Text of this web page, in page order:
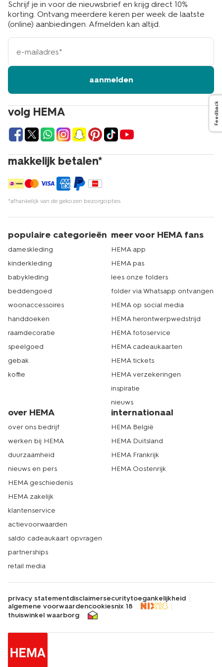
volg HEMA
makkelijk betalen*
*afhankelijk van de gekozen bezorgopties
Schrijf je in voor de nieuwsbrief en krijg direct 10%
korting. Ontvang meerdere keren per week de laatste
(online) aanbiedingen. Afmelden kan altijd.
e-
mailadres
aanmelden
populaire categorieën
dameskleding
kinderkleding
babykleding
beddengoed
woonaccessoires
handdoeken
raamdecoratie
speelgoed
gebak
koffie
meer voor HEMA fans
HEMA app
HEMA pas
lees onze folders
folder via Whatsapp ontvangen
HEMA op social media
HEMA herontwerpwedstrijd
HEMA fotoservice
HEMA cadeaukaarten
HEMA tickets
HEMA verzekeringen
inspiratie
nieuws
over HEMA
over ons bedrijf
werken bij HEMA
duurzaamheid
nieuws en pers
HEMA geschiedenis
HEMA zakelijk
klantenservice
actievoorwaarden
saldo cadeaukaart opvragen
partnerships
retail media
internationaal
HEMA België
HEMA Duitsland
HEMA Frankrijk
HEMA Oostenrijk
privacy statementdisclaimersecuritytoegankelijkheid
algemene voorwaardencookiesnix 18
thuiswinkel waarborg
Feedback